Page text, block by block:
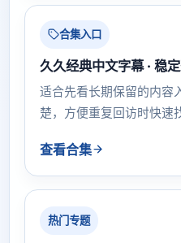
合集入口
久久经典中文字幕 · 稳
适合先看长期保留的内容
楚，方便重复回访时快速
查看合集
热门专题